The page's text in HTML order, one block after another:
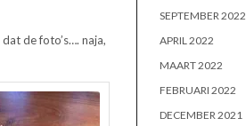
de foto’s…. naja,
SEPTEMBER 2022
APRIL 2022
MAART 2022
FEBRUARI 2022
DECEMBER 2021